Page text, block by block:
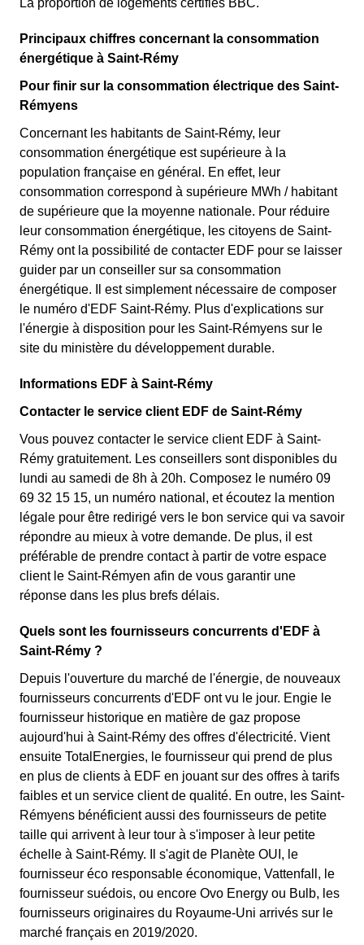
La proportion de logements certifiés BBC.
Principaux chiffres concernant la consommation
énergétique à Saint-Rémy
Pour finir sur la consommation électrique des Saint-
Rémyens
Concernant les habitants de Saint-Rémy, leur
consommation énergétique est supérieure à la
population française en général. En effet, leur
consommation correspond à supérieure MWh / habitant
de supérieure que la moyenne nationale. Pour réduire
leur consommation énergétique, les citoyens de Saint-
Rémy ont la possibilité de contacter EDF pour se laisser
guider par un conseiller sur sa consommation
énergétique. Il est simplement nécessaire de composer
le numéro d'EDF Saint-Rémy. Plus d'explications sur
l'énergie à disposition pour les Saint-Rémyens sur le
site du ministère du développement durable.
Informations EDF à Saint-Rémy
Contacter le service client EDF de Saint-Rémy
Vous pouvez contacter le service client EDF à Saint-
Rémy gratuitement. Les conseillers sont disponibles du
lundi au samedi de 8h à 20h. Composez le numéro 09
69 32 15 15, un numéro national, et écoutez la mention
légale pour être redirigé vers le bon service qui va savoir
répondre au mieux à votre demande. De plus, il est
préférable de prendre contact à partir de votre espace
client le Saint-Rémyen afin de vous garantir une
réponse dans les plus brefs délais.
Quels sont les fournisseurs concurrents d'EDF à
Saint-Rémy ?
Depuis l'ouverture du marché de l'énergie, de nouveaux
fournisseurs concurrents d'EDF ont vu le jour. Engie le
fournisseur historique en matière de gaz propose
aujourd'hui à Saint-Rémy des offres d'électricité. Vient
ensuite TotalEnergies, le fournisseur qui prend de plus
en plus de clients à EDF en jouant sur des offres à tarifs
faibles et un service client de qualité. En outre, les Saint-
Rémyens bénéficient aussi des fournisseurs de petite
taille qui arrivent à leur tour à s'imposer à leur petite
échelle à Saint-Rémy. Il s'agit de Planète OUI, le
fournisseur éco responsable économique, Vattenfall, le
fournisseur suédois, ou encore Ovo Energy ou Bulb, les
fournisseurs originaires du Royaume-Uni arrivés sur le
marché français en 2019/2020.